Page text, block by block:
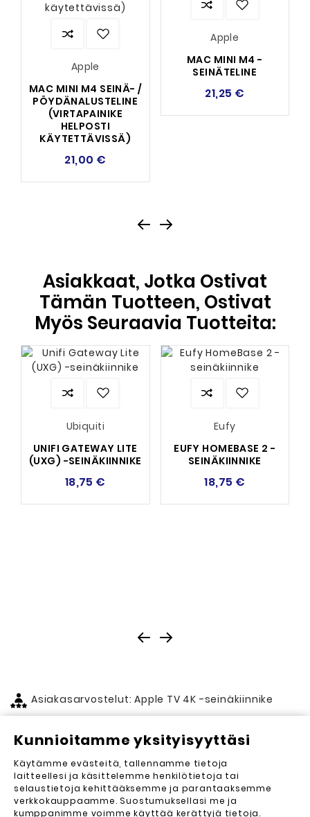
Apple
MAC MINI M4 SEINÄ- /
PÖYDÄNALUSTELINE
(VIRTAPAINIKE
HELPOSTI
KÄYTETTÄVISSÄ)
21,00 €
Apple
MAC MINI M4 -
SEINÄTELINE
21,25 €
Asiakkaat, Jotka Ostivat
Tämän Tuotteen, Ostivat
Myös Seuraavia Tuotteita:
Ubiquiti
UNIFI GATEWAY LITE
(UXG) -SEINÄKIINNIKE
18,75 €
Eufy
EUFY HOMEBASE 2 -
SEINÄKIINNIKE
18,75 €
Asiakasarvostelut: Apple TV 4K -seinäkiinnike
Asiakasarvostelut (0)
Lähetä arvostelu
Arvosteluja ei vielä ole. Haluatko kirjoittaa
ensimmäisen?
Kunnioitamme yksityisyyttäsi
Käytämme evästeitä, tallennamme tietoja
laitteellesi ja käsittelemme henkilötietoja tai
selaustietoja kehittääksemme ja parantaaksemme
verkkokauppaamme. Suostumuksellasi me ja
kumppanimme voimme käyttää kerättyjä tietoja.